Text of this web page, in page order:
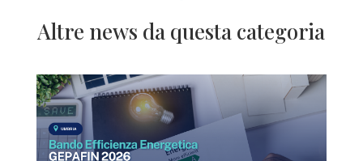
Altre news da questa categoria